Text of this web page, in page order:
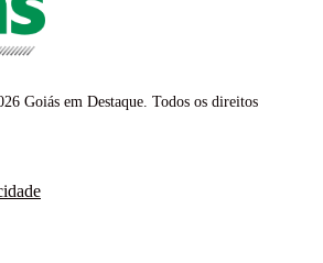
Goiás em Destaque. Todos os direitos